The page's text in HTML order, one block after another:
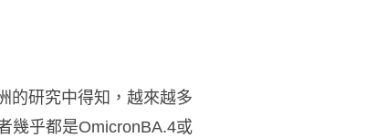
的研究中得知，越來越多
幾乎都是OmicronBA.4或